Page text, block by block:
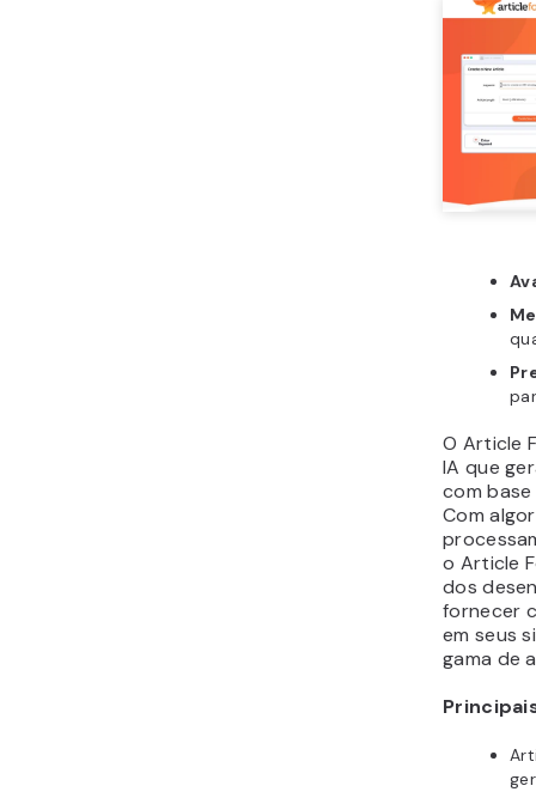
O Article
IA que
com
Com
o Article
dos
fornecer
em seus
gama de